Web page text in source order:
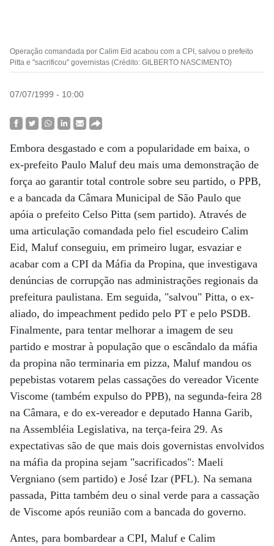
Operação comandada por Calim Eid acabou com a CPI, salvou o prefeito
Pitta e "sacrificou" governistas (Crédito: GILBERTO NASCIMENTO)
07/07/1999 - 10:00
Embora desgastado e com a popularidade em baixa, o
ex-prefeito Paulo Maluf deu mais uma demonstração de
força ao garantir total controle sobre seu partido, o PPB,
e a bancada da Câmara Municipal de São Paulo que
apóia o prefeito Celso Pitta (sem partido). Através de
uma articulação comandada pelo fiel escudeiro Calim
Eid, Maluf conseguiu, em primeiro lugar, esvaziar e
acabar com a CPI da Máfia da Propina, que investigava
denúncias de corrupção nas administrações regionais da
prefeitura paulistana. Em seguida, "salvou" Pitta, o ex-
aliado, do impeachment pedido pelo PT e pelo PSDB.
Finalmente, para tentar melhorar a imagem de seu
partido e mostrar à população que o escândalo da máfia
da propina não terminaria em pizza, Maluf mandou os
pepebistas votarem pelas cassações do vereador Vicente
Viscome (também expulso do PPB), na segunda-feira 28
na Câmara, e do ex-vereador e deputado Hanna Garib,
na Assembléia Legislativa, na terça-feira 29. As
expectativas são de que mais dois governistas envolvidos
na máfia da propina sejam "sacrificados": Maeli
Vergniano (sem partido) e José Izar (PFL). Na semana
passada, Pitta também deu o sinal verde para a cassação
de Viscome após reunião com a bancada do governo.
Antes, para bombardear a CPI, Maluf e Calim